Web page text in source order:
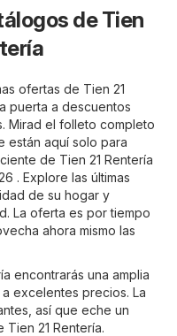
de Tien
ofertas de Tien 21
puerta a descuentos
Mirad el folleto completo
están aquí solo para
de Tien 21 Rentería
. Explore las últimas
de su hogar y
La oferta es por tiempo
ahora mismo las
encontrarás una amplia
excelentes precios. La
así que eche un
21 Rentería.